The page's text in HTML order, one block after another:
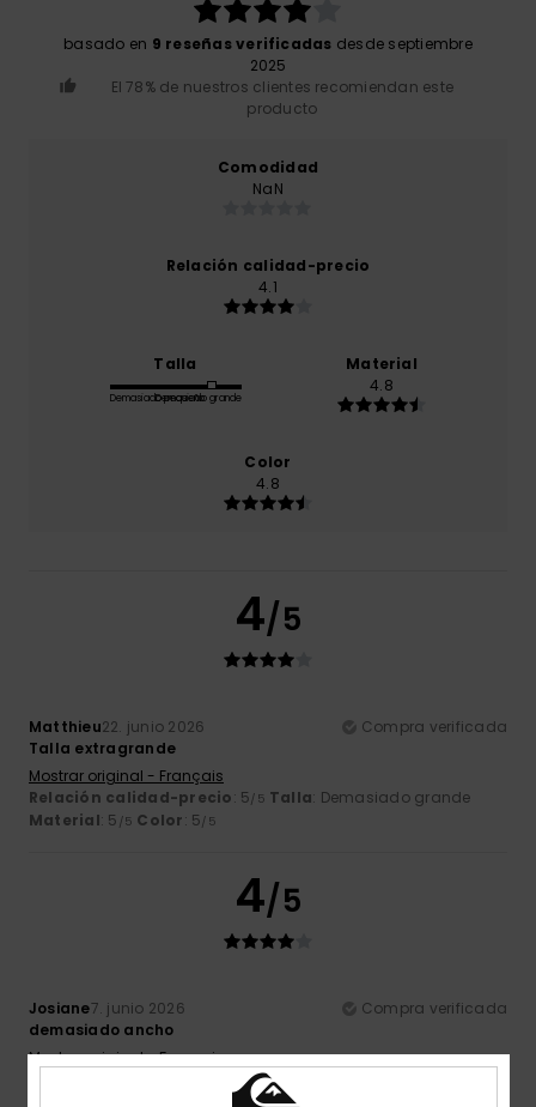
basado en 9 reseñas verificadas desde septiembre
2025
El 78% de nuestros clientes recomiendan este
producto
Comodidad
NaN
Relación calidad-precio
4.1
Talla
Demasiado pequeño
Demasiado grande
Material
4.8
Color
4.8
4/5
Matthieu22. junio 2026
Compra verificada
Talla extragrande
Mostrar original - Français
Relación calidad-precio: 5/5 Talla: Demasiado grande
Material: 5 /5 Color: 5/5
4/5
Josiane7. junio 2026
Compra verificada
demasiado ancho
Mostrar original - Français
: 3/5 Talla